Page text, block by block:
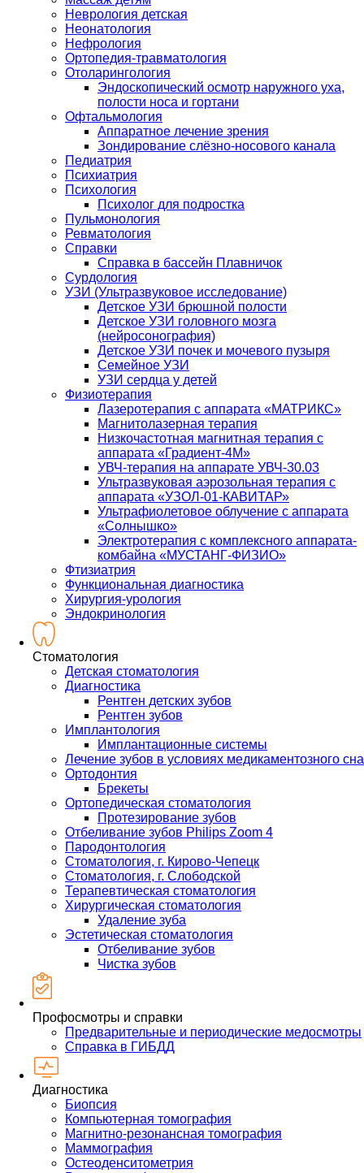
Неврология детская
Неонатология
Нефрология
Ортопедия-травматология
Отоларингология
Эндоскопический осмотр наружного уха,
полости носа и гортани
Офтальмология
Аппаратное лечение зрения
Зондирование слёзно-носового канала
Педиатрия
Психиатрия
Психология
Психолог для подростка
Пульмонология
Ревматология
Справки
Справка в бассейн Плавничок
Сурдология
УЗИ (Ультразвуковое исследование)
Детское УЗИ брюшной полости
Детское УЗИ головного мозга
(нейросонография)
Детское УЗИ почек и мочевого пузыря
Семейное УЗИ
УЗИ сердца у детей
Физиотерапия
Лазеротерапия с аппарата «МАТРИКС»
Магнитолазерная терапия
Низкочастотная магнитная терапия с
аппарата «Градиент-4М»
УВЧ-терапия на аппарате УВЧ-30.03
Ультразвуковая аэрозольная терапия с
аппарата «УЗОЛ-01-КАВИТАР»
Ультрафиолетовое облучение с аппарата
«Солнышко»
Электротерапия с комплексного аппарата-
комбайна «МУСТАНГ-ФИЗИО»
Фтизиатрия
Функциональная диагностика
Хирургия-урология
Эндокринология
Стоматология
Детская стоматология
Диагностика
Рентген детских зубов
Рентген зубов
Имплантология
Имплантационные системы
Лечение зубов в условиях медикаментозного сна
Ортодонтия
Брекеты
Ортопедическая стоматология
Протезирование зубов
Отбеливание зубов Philips Zoom 4
Пародонтология
Стоматология, г. Кирово-Чепецк
Стоматология, г. Слободской
Терапевтическая стоматология
Хирургическая стоматология
Удаление зуба
Эстетическая стоматология
Отбеливание зубов
Чистка зубов
Профосмотры и справки
Предварительные и периодические медосмотры
Справка в ГИБДД
Диагностика
Биопсия
Компьютерная томография
Магнитно-резонансная томография
Маммография
Остеоденситометрия